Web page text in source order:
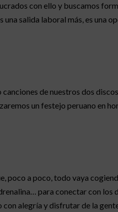
con ello y buscamos
salida laboral más, es una
de nuestros dos
un festejo peruano en
poco a poco, todo vaya
para conectar con los
alegría y disfrutar de la